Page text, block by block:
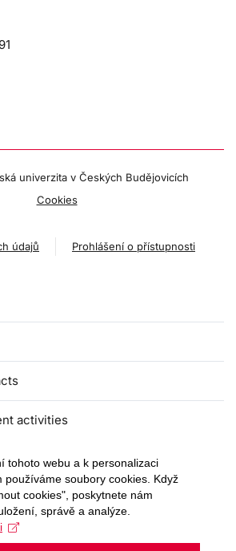
univerzita v Českých Budějovicích
Cookies
údajů Prohlášení o přístupnosti
activities
partnerships
development week
tohoto webu a k personalizaci
používáme soubory cookies. Když
cookies", poskytnete nám
správě a analýze.